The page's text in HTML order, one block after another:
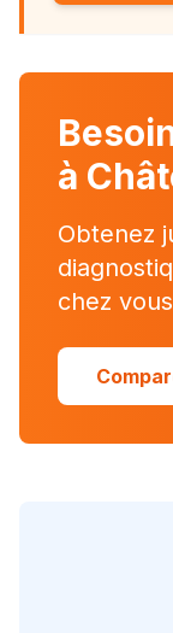
à
Obtenez
chez vous